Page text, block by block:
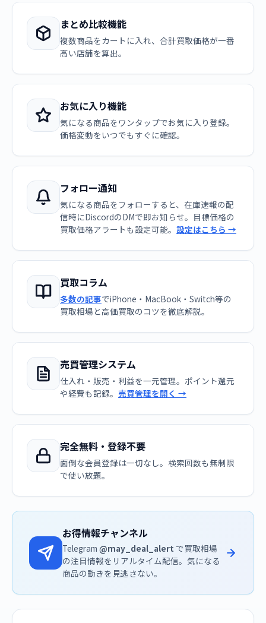
まとめ比較機能
複数商品をカートに入れ、合計買取価格が一番
高い店舗を算出。
お気に入り機能
気になる商品をワンタップでお気に入り登録。
価格変動をいつでもすぐに確認。
フォロー通知
気になる商品をフォローすると、在庫速報の配
信時にDiscordのDMで即お知らせ。目標価格の
買取価格アラートも設定可能。 設定はこちら →
買取コラム
多数の記事でiPhone・MacBook・Switch等の
買取相場と高価買取のコツを徹底解説。
売買管理システム
仕入れ・販売・利益を一元管理。ポイント還元
や経費も記録。 売買管理を開く →
完全無料・登録不要
面倒な会員登録は一切なし。検索回数も無制限
で使い放題。
お得情報チャンネル
Telegram @may_deal_alert で買取相場
の注目情報をリアルタイム配信。気になる
商品の動きを見逃さない。